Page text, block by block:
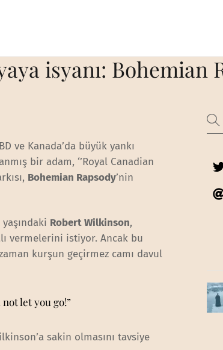
isyanı: Bohemian
ve Kanada’da büyük yankı
bir adam, ‘’Royal Canadian
Bohemian Rapsody’nin
Robert Wilkinson,
vermelerini istiyor. Ancak bu
kurşun geçirmez camı davul
let you go!”
sakin olmasını tavsiye